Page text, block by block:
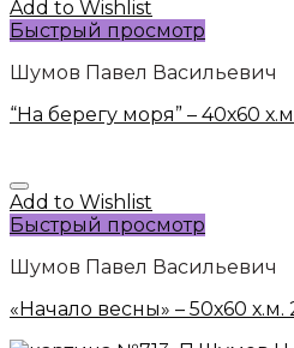
Add to Wishlist
Быстрый просмотр
Шумов Павел Васильевич
“На берегу моря” – 40х60
Add to Wishlist
Быстрый просмотр
Шумов Павел Васильевич
«Начало весны» – 50х60